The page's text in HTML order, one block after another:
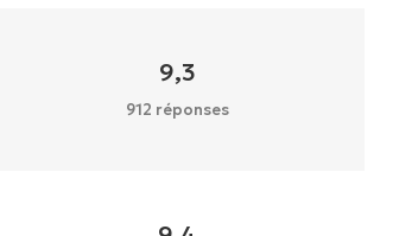
9,3
912 réponses